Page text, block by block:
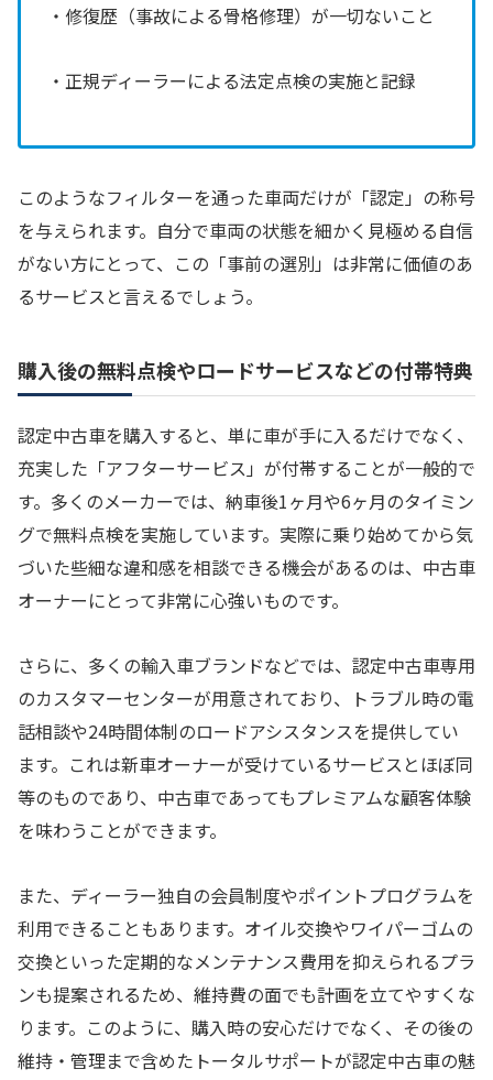
・修復歴（事故による骨格修理）が一切ないこと
・正規ディーラーによる法定点検の実施と記録
このようなフィルターを通った車両だけが「認定」の称号
を与えられます。自分で車両の状態を細かく見極める自信
がない方にとって、この「事前の選別」は非常に価値のあ
るサービスと言えるでしょう。
購入後の無料点検やロードサービスなどの付帯特典
認定中古車を購入すると、単に車が手に入るだけでなく、
充実した「アフターサービス」が付帯することが一般的で
す。多くのメーカーでは、納車後1ヶ月や6ヶ月のタイミン
グで無料点検を実施しています。実際に乗り始めてから気
づいた些細な違和感を相談できる機会があるのは、中古車
オーナーにとって非常に心強いものです。
さらに、多くの輸入車ブランドなどでは、認定中古車専用
のカスタマーセンターが用意されており、トラブル時の電
話相談や24時間体制のロードアシスタンスを提供してい
ます。これは新車オーナーが受けているサービスとほぼ同
等のものであり、中古車であってもプレミアムな顧客体験
を味わうことができます。
また、ディーラー独自の会員制度やポイントプログラムを
利用できることもあります。オイル交換やワイパーゴムの
交換といった定期的なメンテナンス費用を抑えられるプラ
ンも提案されるため、維持費の面でも計画を立てやすくな
ります。このように、購入時の安心だけでなく、その後の
維持・管理まで含めたトータルサポートが認定中古車の魅